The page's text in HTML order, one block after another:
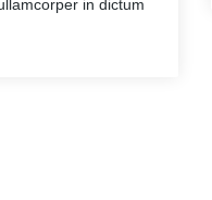
in dictum